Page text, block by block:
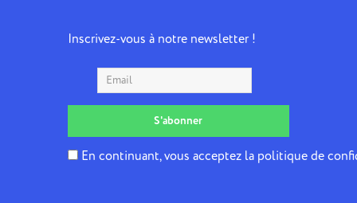
Inscrivez-vous à notre newsletter !
En continuant, vous acceptez la politique de